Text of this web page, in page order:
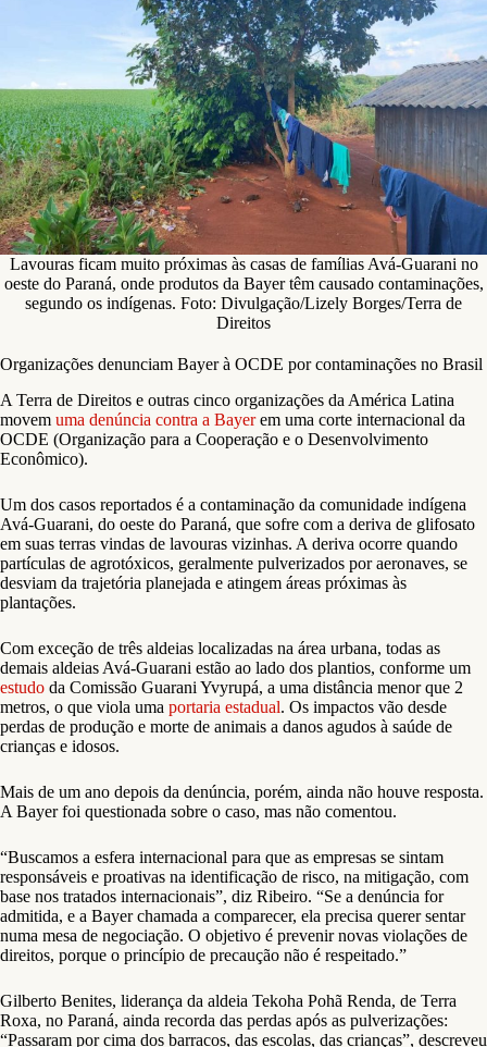
Lavouras ficam muito próximas às casas de famílias Avá-Guarani no
oeste do Paraná, onde produtos da Bayer têm causado contaminações,
segundo os indígenas. Foto: Divulgação/Lizely Borges/Terra de
Direitos
Organizações denunciam Bayer à OCDE por contaminações no Brasil
A Terra de Direitos e outras cinco organizações da América Latina
movem uma denúncia contra a Bayerem uma corte internacional da
OCDE (Organização para a Cooperação e o Desenvolvimento
Econômico).
Um dos casos reportados é a contaminação da comunidade indígena
Avá-Guarani, do oeste do Paraná, que sofre com a deriva de glifosato
em suas terras vindas de lavouras vizinhas. A deriva ocorre quando
partículas de agrotóxicos, geralmente pulverizados por aeronaves, se
desviam da trajetória planejada e atingem áreas próximas às
plantações.
Com exceção de três aldeias localizadas na área urbana, todas as
demais aldeias Avá-Guarani estão ao lado dos plantios, conforme um
estudo da Comissão Guarani Yvyrupá, a uma distância menor que 2
metros, o que viola uma portaria estadual. Os impactos vão desde
perdas de produção e morte de animais a danos agudos à saúde de
crianças e idosos.
Mais de um ano depois da denúncia, porém, ainda não houve resposta.
A Bayer foi questionada sobre o caso, mas não comentou.
“Buscamos a esfera internacional para que as empresas se sintam
responsáveis e proativas na identificação de risco, na mitigação, com
base nos tratados internacionais”, diz Ribeiro. “Se a denúncia for
admitida, e a Bayer chamada a comparecer, ela precisa querer sentar
numa mesa de negociação. O objetivo é prevenir novas violações de
direitos, porque o princípio de precaução não é respeitado.”
Gilberto Benites, liderança da aldeia Tekoha Pohã Renda, de Terra
Roxa, no Paraná, ainda recorda das perdas após as pulverizações:
“Passaram por cima dos barracos, das escolas, das crianças”, descreveu